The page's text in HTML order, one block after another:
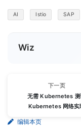
AI Istio SAP
Wiz
下一页
无需 Kubernetes
Kubernetes 网络实
编辑本页